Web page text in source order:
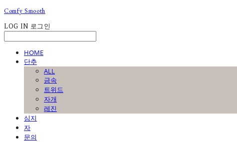
Comfy Smooth
LOG IN 로그인
HOME
단추
ALL
금속
트위드
자개
레진
심지
자
문의